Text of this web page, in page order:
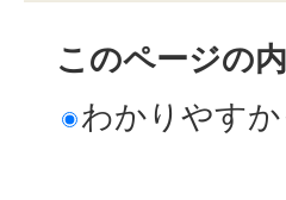
このページの
わかりやす